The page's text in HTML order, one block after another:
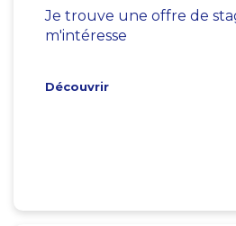
Je trouve une offre de
m'intéresse
Découvrir